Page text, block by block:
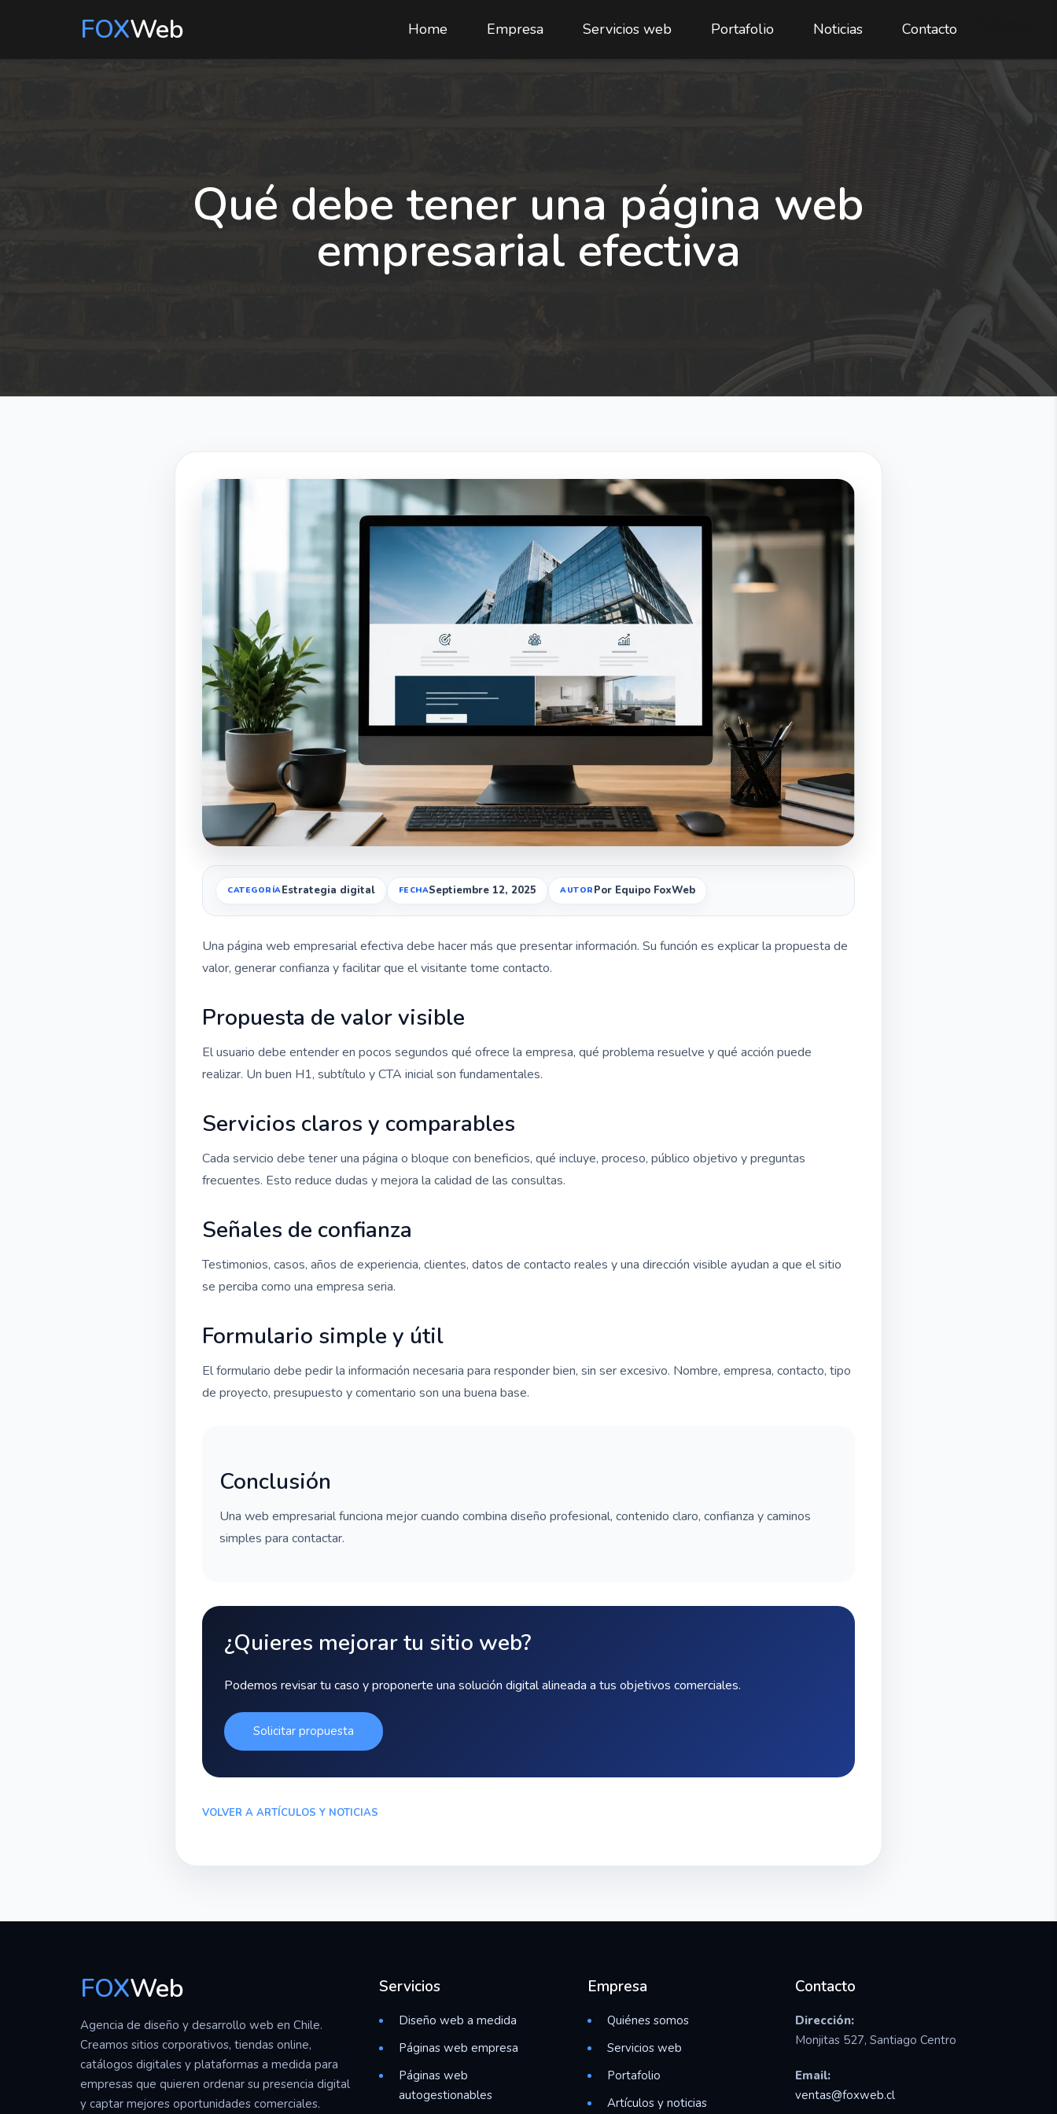
FOXWeb Home Empresa Servicios web Portafolio Noticias Contacto
Qué debe tener una página web
empresarial efectiva
Elementos clave de una web empresarial: estructura, confianza, mensajes, formularios, SEO base y llamados a la acción.
Estrategia digital Septiembre 12, 2025 Por Equipo FoxWeb
Una página web empresarial efectiva debe hacer más que presentar información. Su función es explicar la propuesta de
valor, generar confianza y facilitar que el visitante tome contacto.
Propuesta de valor visible
El usuario debe entender en pocos segundos qué ofrece la empresa, qué problema resuelve y qué acción puede
realizar. Un buen H1, subtítulo y CTA inicial son fundamentales.
Servicios claros y comparables
Cada servicio debe tener una página o bloque con beneficios, qué incluye, proceso, público objetivo y preguntas
frecuentes. Esto reduce dudas y mejora la calidad de las consultas.
Señales de confianza
Testimonios, casos, años de experiencia, clientes, datos de contacto reales y una dirección visible ayudan a que el sitio
se perciba como una empresa seria.
Formulario simple y útil
El formulario debe pedir la información necesaria para responder bien, sin ser excesivo. Nombre, empresa, contacto, tipo
de proyecto, presupuesto y comentario son una buena base.
Conclusión
Una web empresarial funciona mejor cuando combina diseño profesional, contenido claro, confianza y caminos
simples para contactar.
¿Quieres mejorar tu sitio web?
Podemos revisar tu caso y proponerte una solución digital alineada a tus objetivos comerciales.
Solicitar propuesta
VOLVER A ARTÍCULOS Y NOTICIAS
FOXWeb
Agencia de diseño y desarrollo web en Chile.
Creamos sitios corporativos, tiendas online,
catálogos digitales y plataformas a medida para
empresas que quieren ordenar su presencia digital
y captar mejores oportunidades comerciales.
Servicios
Diseño web a medida
Páginas web empresa
Páginas web
autogestionables
Empresa
Quiénes somos
Servicios web
Portafolio
Artículos y noticias
Contacto
Dirección:
Monjitas 527, Santiago Centro
Email:
ventas@foxweb.cl